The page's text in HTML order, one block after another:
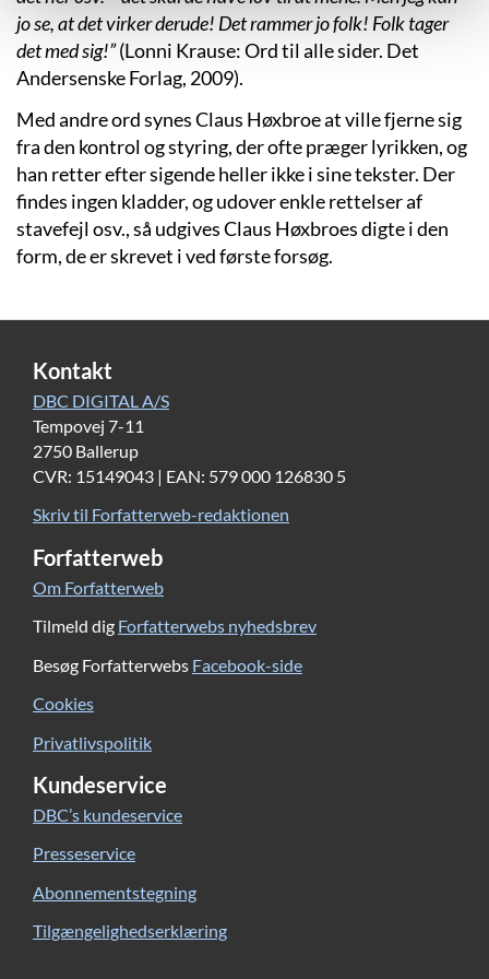
jo se, at det virker derude! Det rammer jo folk! Folk tager
det med sig!”(Lonni Krause: Ord til alle sider. Det
Andersenske Forlag, 2009).
Med andre ord synes Claus Høxbroe at ville fjerne sig
fra den kontrol og styring, der ofte præger lyrikken, og
han retter efter sigende heller ikke i sine tekster. Der
findes ingen kladder, og udover enkle rettelser af
stavefejl osv., så udgives Claus Høxbroes digte i den
form, de er skrevet i ved første forsøg.
Kontakt
DBC DIGITAL A/S
Tempovej 7-11
2750 Ballerup
CVR: 15149043 | EAN: 579 000 126830 5
Skriv til Forfatterweb-redaktionen
Forfatterweb
Om Forfatterweb
Tilmeld dig Forfatterwebs nyhedsbrev
Besøg Forfatterwebs Facebook-side
Cookies
Privatlivspolitik
Kundeservice
DBC’s kundeservice
Presseservice
Abonnementstegning
Tilgængelighedserklæring